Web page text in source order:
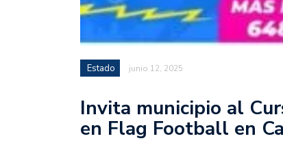
Estado junio 12, 2025
Invita municipio al
en Flag Football en